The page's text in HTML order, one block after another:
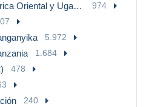
Protectorados de África Oriental y Uganda 974
5.972
1.684
478
240